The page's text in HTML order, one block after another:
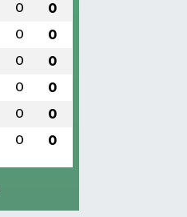
0 0
0 0
0 0
0 0
0 0
0 0